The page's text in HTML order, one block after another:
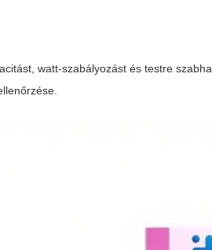
watt-szabályozást és testre